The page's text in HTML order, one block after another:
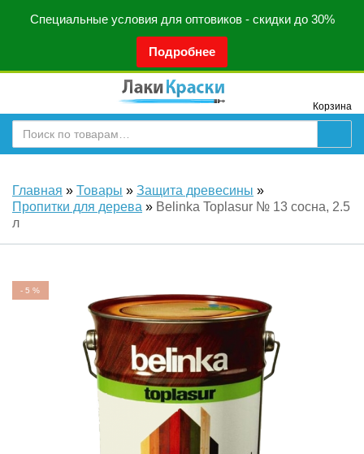
Специальные условия для оптовиков - скидки до 30%
Подробнее
Корзина
Главная » Товары » Защита древесины »
Пропитки для дерева » Belinka Toplasur № 13 сосна, 2.5
л
-5%